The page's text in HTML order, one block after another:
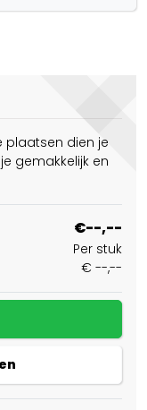
plaatsen dien je
gemakkelijk en
€--,--
Per stuk
€ --,--